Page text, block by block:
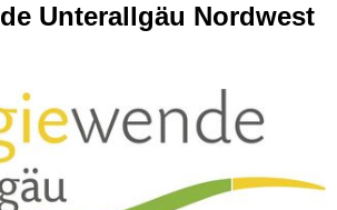
Unterallgäu Nordwest